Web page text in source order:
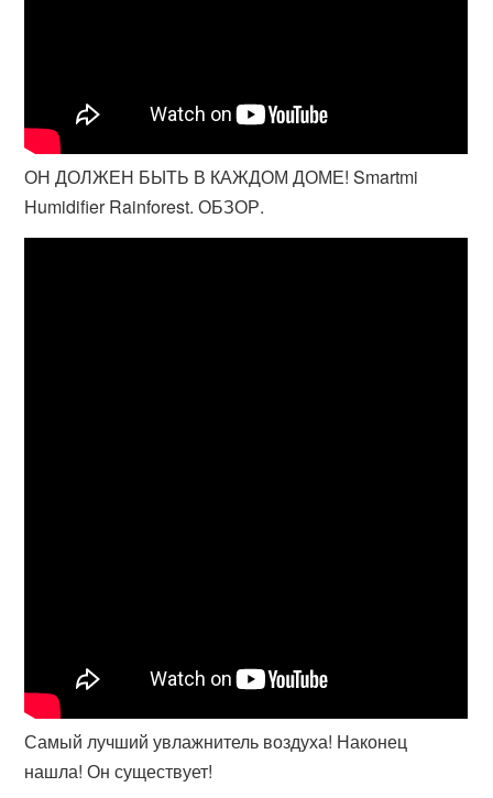
ОН ДОЛЖЕН БЫТЬ В КАЖДОМ ДОМЕ! Smartmi
Humidifier Rainforest. ОБЗОР.
Самый лучший увлажнитель воздуха! Наконец
нашла! Он существует!